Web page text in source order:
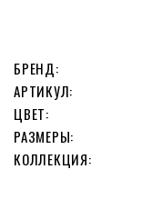
БРЕНД:
АРТИКУЛ:
ЦВЕТ:
РАЗМЕРЫ:
КОЛЛЕКЦИЯ: